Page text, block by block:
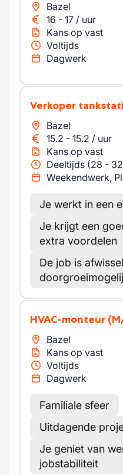
Bazel
16 - 17 / uur
Kans op vast
Voltijds
Dagwerk
Verkoper
Bazel
15.2 - 15.2 / uur
Kans op vast
Deeltijds (28 -
Weekendwerk,
Je werkt in een
Je krijgt een
extra voordelen
De job is
HVAC-monteur
Bazel
Kans op vast
Voltijds
Dagwerk
Familiale sfeer
Uitdagende
Je geniet van
jobstabiliteit